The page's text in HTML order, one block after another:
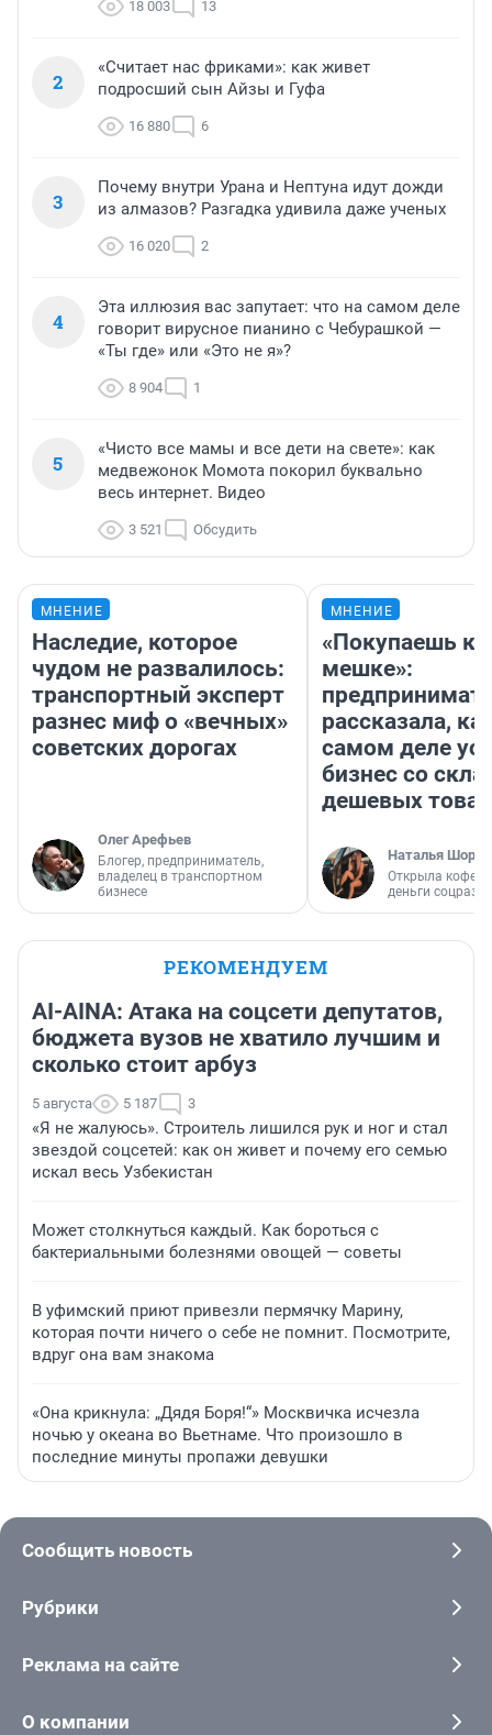
18 003 13
2
«Считает нас фриками»: как живет
подросший сын Айзы и Гуфа
16 880 6
3
Почему внутри Урана и Нептуна идут дожди
из алмазов? Разгадка удивила даже ученых
16 020 2
4
Эта иллюзия вас запутает: что на самом деле
говорит вирусное пианино с Чебурашкой —
«Ты где» или «Это не я»?
8 904 1
5
«Чисто все мамы и все дети на свете»: как
медвежонок Момота покорил буквально
весь интернет. Видео
3 521 Обсудить
МНЕНИЕ
Наследие, которое
чудом не развалилось:
транспортный эксперт
разнес миф о «вечных»
советских дорогах
Олег Арефьев
Блогер, предприниматель,
владелец в транспортном
бизнесе
МНЕНИЕ
«Покупаешь
мешке»:
рассказала,
самом деле
бизнес со
дешевых
Наталья
Открыла
деньги
РЕКОМЕНДУЕМ
AI-AINA: Атака на соцсети депутатов,
бюджета вузов не хватило лучшим и
сколько стоит арбуз
5 августа 5 187 3
«Я не жалуюсь». Строитель лишился рук и ног и стал
звездой соцсетей: как он живет и почему его семью
искал весь Узбекистан
Может столкнуться каждый. Как бороться с
бактериальными болезнями овощей — советы
В уфимский приют привезли пермячку Марину,
которая почти ничего о себе не помнит. Посмотрите,
вдруг она вам знакома
«Она крикнула: „Дядя Боря!“» Москвичка исчезла
ночью у океана во Вьетнаме. Что произошло в
последние минуты пропажи девушки
Сообщить новость
Рубрики
Реклама на сайте
О компании